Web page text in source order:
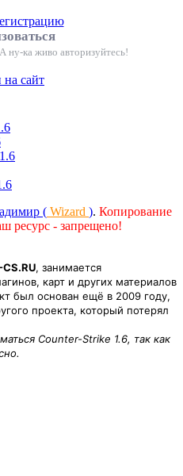
ну-ка живо авторизуйтесь!
сайт
( Wizard ). Копирование
ресурс - запрещено!
, занимается
карт и других материалов
был основан ещё в 2009 году,
проекта, который потерял
Counter-Strike 1.6, так как